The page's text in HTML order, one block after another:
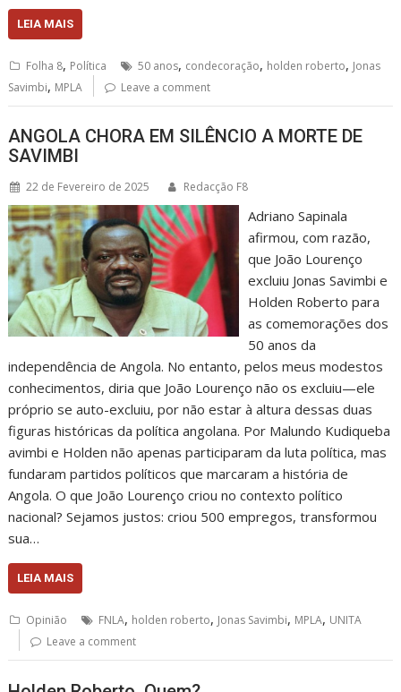
LEIA MAIS
Folha 8, Política 50 anos, condecoração, holden roberto, Jonas
Savimbi, MPLA Leave a comment
ANGOLA CHORA EM SILÊNCIO A MORTE DE
SAVIMBI
22 de Fevereiro de 2025 Redacção F8
Adriano Sapinala
afirmou, com razão,
que João Lourenço
excluiu Jonas Savimbi e
Holden Roberto para
as comemorações dos
50 anos da
independência de Angola. No entanto, pelos meus modestos
conhecimentos, diria que João Lourenço não os excluiu—ele
próprio se auto-excluiu, por não estar à altura dessas duas
figuras históricas da política angolana. Por Malundo Kudiqueba
avimbi e Holden não apenas participaram da luta política, mas
fundaram partidos políticos que marcaram a história de
Angola. O que João Lourenço criou no contexto político
nacional? Sejamos justos: criou 500 empregos, transformou
sua…
LEIA MAIS
Opinião FNLA, holden roberto, Jonas Savimbi, MPLA, UNITA
Leave a comment